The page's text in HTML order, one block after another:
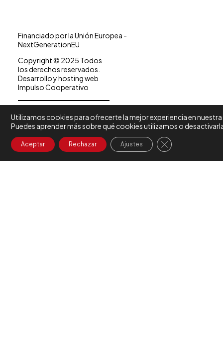
Financiado por la Unión Europea -
NextGenerationEU
Copyright © 2025 Todos
los derechos reservados.
Desarrollo y hosting web
Impulso Cooperativo
Utilizamos cookies para ofrecerte la mejor experiencia en
Puedes aprender más sobre qué cookies utilizamos o
Aceptar Rechazar Ajustes Cerrar el banner